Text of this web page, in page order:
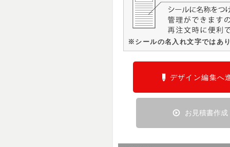
※シールの名入れ文字ではあ
お見積書作成
デザイン編集へ